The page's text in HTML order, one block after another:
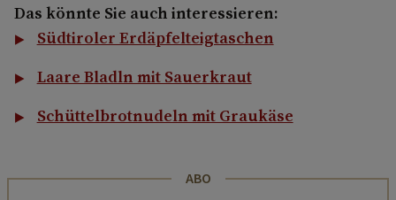
Das könnte Sie auch interessieren:
Südtiroler Erdäpfelteigtaschen
Laare Bladln mit Sauerkraut
Schüttelbrotnudeln mit Graukäse
ABO